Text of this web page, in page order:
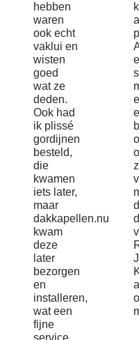
hebben
waren
ook echt
vaklui en
wisten
goed
wat ze
deden.
Ook had
ik plissé
gordijnen
besteld,
die
kwamen
iets later,
maar
dakkapellen.nu
kwam
deze
later
bezorgen
en
installeren,
wat een
fijne